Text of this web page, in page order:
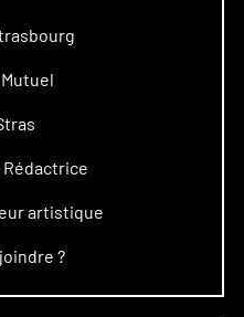
Rédactrice
artistique
?